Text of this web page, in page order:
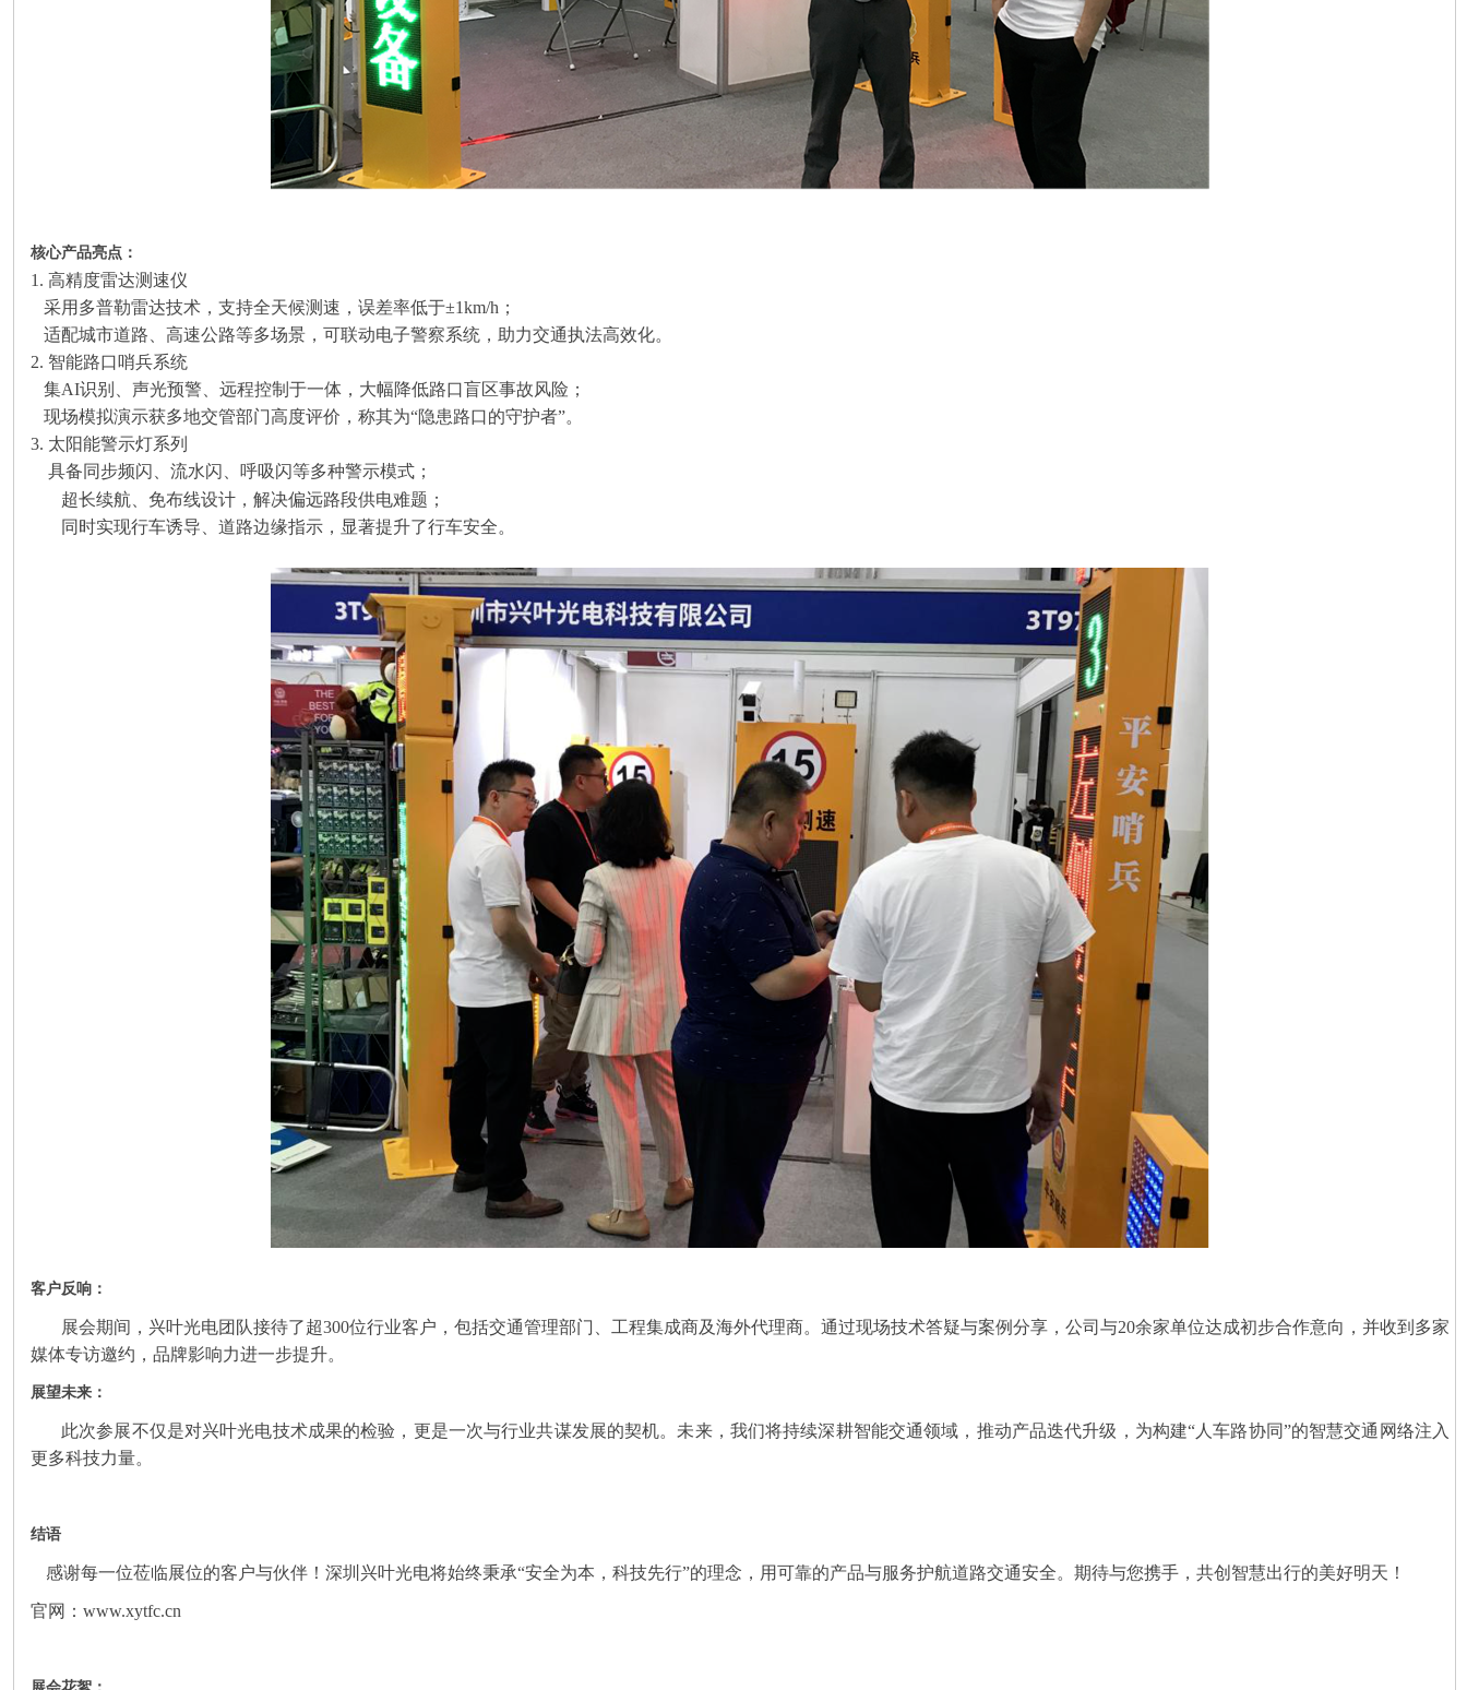
核心产品亮点：
1. 高精度雷达测速仪
采用多普勒雷达技术，支持全天候测速，误差率低于±1km/h；
适配城市道路、高速公路等多场景，可联动电子警察系统，助力交通执法高效化。
2. 智能路口哨兵系统
集AI识别、声光预警、远程控制于一体，大幅降低路口盲区事故风险；
现场模拟演示获多地交管部门高度评价，称其为“隐患路口的守护者”。
3. 太阳能警示灯系列
具备同步频闪、流水闪、呼吸闪等多种警示模式；
超长续航、免布线设计，解决偏远路段供电难题；
同时实现行车诱导、道路边缘指示，显著提升了行车安全。
客户反响：
展会期间，兴叶光电团队接待了超300位行业客户，包括交通管理部门、工程集成商及海外代理商。通过现场技术答疑与案例分享，公司与20余家单位达成初步合作意向，并收到多家
媒体专访邀约，品牌影响力进一步提升。
展望未来：
此次参展不仅是对兴叶光电技术成果的检验，更是一次与行业共谋发展的契机。未来，我们将持续深耕智能交通领域，推动产品迭代升级，为构建“人车路协同”的智慧交通网络注入
更多科技力量。
结语
感谢每一位莅临展位的客户与伙伴！深圳兴叶光电将始终秉承“安全为本，科技先行”的理念，用可靠的产品与服务护航道路交通安全。期待与您携手，共创智慧出行的美好明天！
官网：www.xytfc.cn